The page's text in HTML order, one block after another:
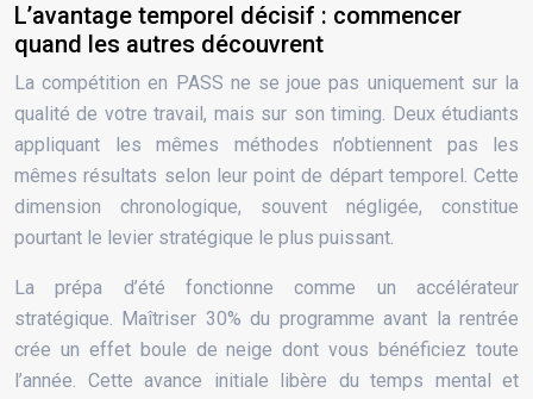
L’avantage temporel décisif : commencer
quand les autres découvrent
La compétition en PASS ne se joue pas uniquement sur la
qualité de votre travail, mais sur son timing. Deux étudiants
appliquant les mêmes méthodes n’obtiennent pas les
mêmes résultats selon leur point de départ temporel. Cette
dimension chronologique, souvent négligée, constitue
pourtant le levier stratégique le plus puissant.
La prépa d’été fonctionne comme un accélérateur
stratégique. Maîtriser 30% du programme avant la rentrée
crée un effet boule de neige dont vous bénéficiez toute
l’année. Cette avance initiale libère du temps mental et